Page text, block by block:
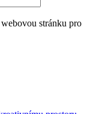
stránku pro